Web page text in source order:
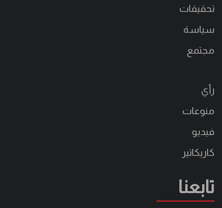
تحقيقات
سياسة
مجتمع
رأي
منوعات
فيديو
كاريكاتير
تابعنا